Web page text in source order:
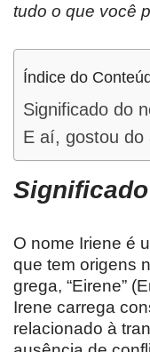
tudo o que você
Índice do
Significado do
E aí, gostou do
O nome Iriene é
que tem origens
grega, “Eirene”
Irene carrega
relacionado à